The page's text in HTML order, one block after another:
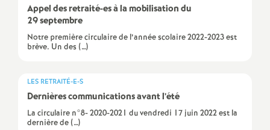
e
e
Appel des retraité-es à la mobilisation du
29 septembre
Notre première circulaire de l’année scolaire 2022-2023 est
brève. Un des (…)
LES RETRAITÉ-E-S
Dernières communications avant l’été
La circulaire n°8- 2020-2021 du vendredi 17 juin 2022 est la
dernière de (…)